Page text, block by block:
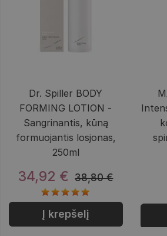
Dr. Spiller BODY
FORMING LOTION -
Sangrinantis, kūną
formuojantis losjonas,
250ml
34,92 € 38,80 €
Į krepšelį